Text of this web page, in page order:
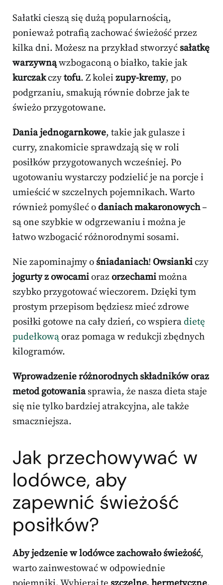
Sałatki cieszą się dużą popularnością,
ponieważ potrafią zachować świeżość przez
kilka dni. Możesz na przykład stworzyć sałatkę
warzywnąwzbogaconą o białko, takie jak
kurczakczytofu. Z kolei zupy-kremy, po
podgrzaniu, smakują równie dobrze jak te
świeżo przygotowane.
Dania jednogarnkowe, takie jak gulasze i
curry, znakomicie sprawdzają się w roli
posiłków przygotowanych wcześniej. Po
ugotowaniu wystarczy podzielić je na porcje i
umieścić w szczelnych pojemnikach. Warto
również pomyśleć odaniach makaronowych–
są one szybkie w odgrzewaniu i można je
łatwo wzbogacić różnorodnymi sosami.
Nie zapominajmy o śniadaniach! Owsiankiczy
jogurty z owocamiorazorzechamimożna
szybko przygotować wieczorem. Dzięki tym
prostym przepisom będziesz mieć zdrowe
posiłki gotowe na cały dzień, co wspieradietę
pudełkowąoraz pomaga w redukcji zbędnych
kilogramów.
Wprowadzenie różnorodnych składników oraz
metod gotowaniasprawia, że nasza dieta staje
się nie tylko bardziej atrakcyjna, ale także
smaczniejsza.
Jak przechowywać w
lodówce, aby
zapewnić świeżość
posiłków?
Aby jedzenie w lodówce zachowało świeżość,
warto zainwestować w odpowiednie